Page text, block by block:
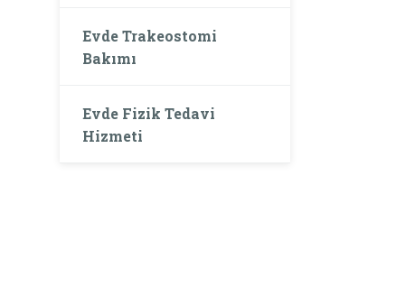
Evde Trakeostomi
Bakımı
Evde Fizik Tedavi
Hizmeti